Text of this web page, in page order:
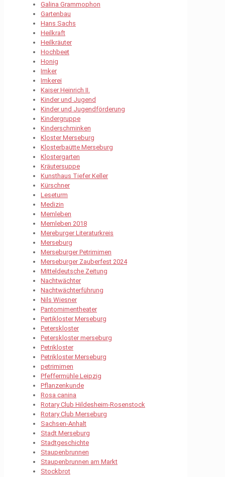
Galina Grammophon
Gartenbau
Hans Sachs
Heilkraft
Heilkräuter
Hochbeet
Honig
Imker
Imkerei
Kaiser Heinrich II.
Kinder und Jugend
Kinder und Jugendförderung
Kindergruppe
Kinderschminken
Kloster Merseburg
Klosterbaütte Merseburg
Klostergarten
Kräutersuppe
Kunsthaus Tiefer Keller
Kürschner
Leseturm
Medizin
Memleben
Memleben 2018
Mereburger Literaturkreis
Merseburg
Merseburger Petrimimen
Merseburger Zauberfest 2024
Mitteldeutsche Zeitung
Nachtwächter
Nachtwächterführung
Nils Wiesner
Pantomimentheater
Pertikloster Merseburg
Peterskloster
Peterskloster merseburg
Petrikloster
Petrikloster Merseburg
petrimimen
Pfeffermühle Leipzig
Pflanzenkunde
Rosa canina
Rotary Club Hildesheim-Rosenstock
Rotary Club Merseburg
Sachsen-Anhalt
Stadt Merseburg
Stadtgeschichte
Staupenbrunnen
Staupenbrunnen am Markt
Stockbrot